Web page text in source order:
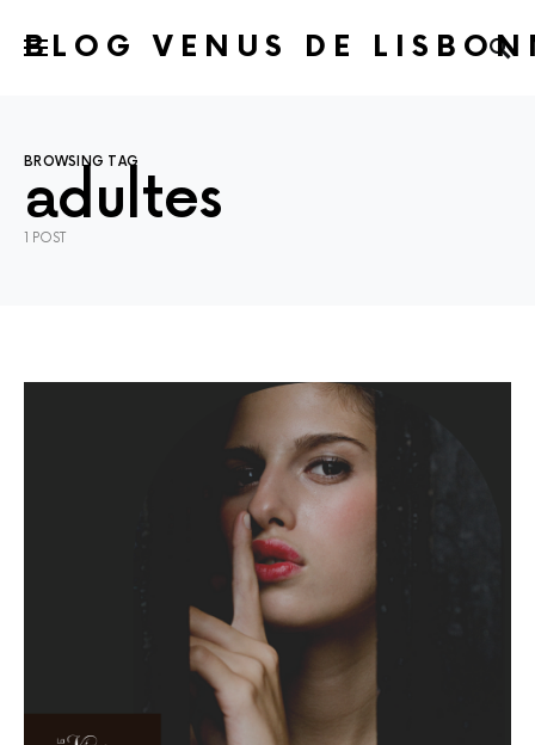
BLOG VENUS DE
BROWSING TAG
adultes
1 POST